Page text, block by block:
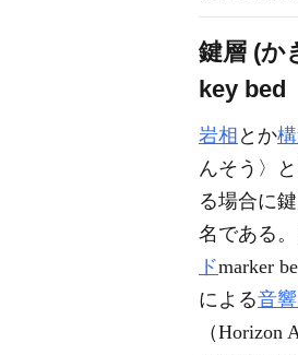
鍵層 (か
key bed
岩相 とか
んそう〉
る場合に
名である
ドmarker
による音
（